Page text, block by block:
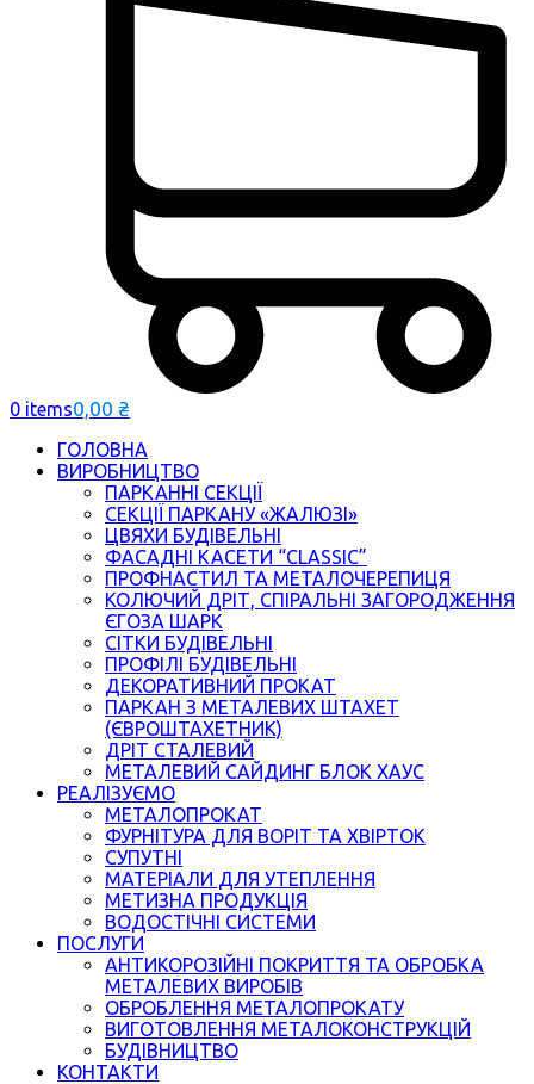
0 items0,00 ₴
ГОЛОВНА
ВИРОБНИЦТВО
ПАРКАННІ СЕКЦІЇ
СЕКЦІЇ ПАРКАНУ «ЖАЛЮЗІ»
ЦВЯХИ БУДІВЕЛЬНІ
ФАСАДНІ КАСЕТИ “CLASSIC”
ПРОФНАСТИЛ ТА МЕТАЛОЧЕРЕПИЦЯ
КОЛЮЧИЙ ДРІТ, СПІРАЛЬНІ ЗАГОРОДЖЕННЯ
ЄГОЗА ШАРК
СІТКИ БУДІВЕЛЬНІ
ПРОФІЛІ БУДІВЕЛЬНІ
ДЕКОРАТИВНИЙ ПРОКАТ
ПАРКАН З МЕТАЛЕВИХ ШТАХЕТ
(ЄВРОШТАХЕТНИК)
ДРІТ СТАЛЕВИЙ
МЕТАЛЕВИЙ САЙДИНГ БЛОК ХАУС
РЕАЛІЗУЄМО
МЕТАЛОПРОКАТ
ФУРНІТУРА ДЛЯ ВОРІТ ТА ХВІРТОК
СУПУТНІ
МАТЕРІАЛИ ДЛЯ УТЕПЛЕННЯ
МЕТИЗНА ПРОДУКЦІЯ
ВОДОСТІЧНІ СИСТЕМИ
ПОСЛУГИ
АНТИКОРОЗІЙНІ ПОКРИТТЯ ТА ОБРОБКА
МЕТАЛЕВИХ ВИРОБІВ
ОБРОБЛЕННЯ МЕТАЛОПРОКАТУ
ВИГОТОВЛЕННЯ МЕТАЛОКОНСТРУКЦІЙ
БУДІВНИЦТВО
КОНТАКТИ